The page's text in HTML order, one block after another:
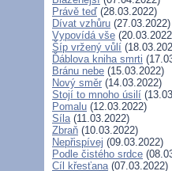
Právě teď (28.03.2022)
Dívat vzhůru (27.03.2022)
Vypovídá vše
Šíp vržený vůlí
Ďáblova kniha smrti
Bránu nebe (15.03.2022)
Nový směr (14.03.2022)
Stojí to mnoho úsilí
Pomalu (12.03.2022)
Síla(11.03.2022)
Zbraň (10.03.2022)
Nepřispívej (09.03.2022)
Podle čistého srdce
Cíl křesťana(07.03.2022)